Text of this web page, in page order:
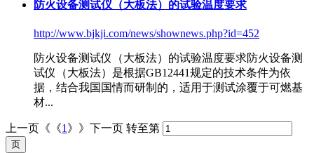
防火设备测试仪（大板法）的试验温度要求
http://www.bjkji.com/news/shownews.php?id=452
防火设备测试仪（大板法）的试验温度要求防火设备测
试仪（大板法）是根据GB12441规定的技术条件为依
据，结合我国国情而研制的，适用于测试涂覆于可燃基
材...
上一页《《1 》》下一页 转至第